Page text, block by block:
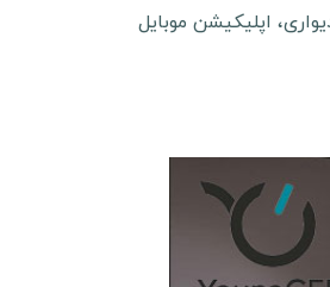
اپلیکیشن موبایل